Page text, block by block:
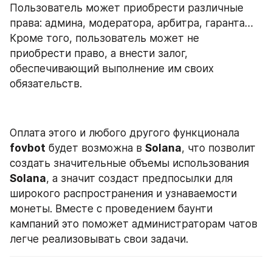
Пользователь может приобрести различные
права: админа, модератора, арбитра, гаранта…
Кроме того, пользователь может не
приобрести право, а внести залог,
обеспечивающий выполнение им своих
обязательств.
fovbot будет возможна в Solana, что позволит
Solana, а значит создаст предпосылки для
широкого распространения и узнаваемости
монеты. Вместе с проведением баунти
кампаний это поможет администраторам чатов
легче реализовывать свои задачи.